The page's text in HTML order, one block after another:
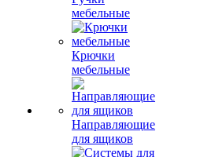
мебельные
Крючки
мебельные
Направляющие
для ящиков